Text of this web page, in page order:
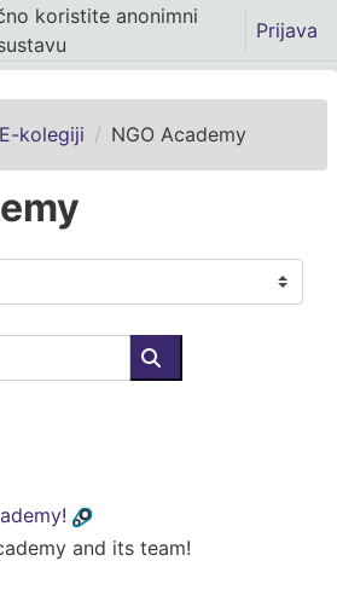
koristite anonimni
Prijava
E-kolegiji NGO Academy
Pretraži e-kolegije
and its team!